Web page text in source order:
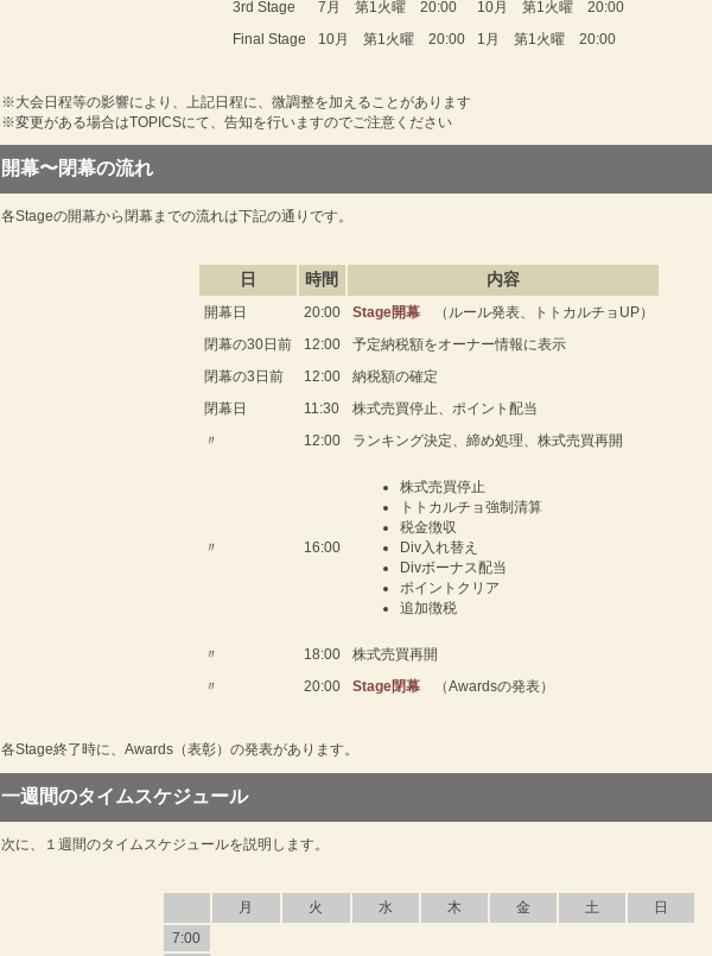
3rd Stage
7月 第1火曜 20:00
10月 第1火曜 20:00
Final Stage
10月 第1火曜 20:00 1月 第1火曜 20:00
※大会日程等の影響により、上記日程に、微調整を加えることがあります
※変更がある場合はTOPICSにて、告知を行いますのでご注意ください
開幕〜閉幕の流れ
各Stageの開幕から閉幕までの流れは下記の通りです。
日 時間 内容
開幕日 20:00 Stage開幕（ルール発表、トトカルチョUP）
閉幕の30日前
12:00
予定納税額をオーナー情報に表示
閉幕の3日前
12:00
納税額の確定
閉幕日
11:30
株式売買停止、ポイント配当
〃
12:00 ランキング決定、締め処理、株式売買再開
〃 16:00
株式売買停止
トトカルチョ強制清算
税金徴収
Div入れ替え
Divボーナス配当
ポイントクリア
追加徴税
〃 18:00
株式売買再開
〃
20:00 Stage閉幕（Awardsの発表）
各Stage終了時に、Awards（表彰）の発表があります。
一週間のタイムスケジュール
次に、１週間のタイムスケジュールを説明します。
月 火 水 木 金 土
日
7:00